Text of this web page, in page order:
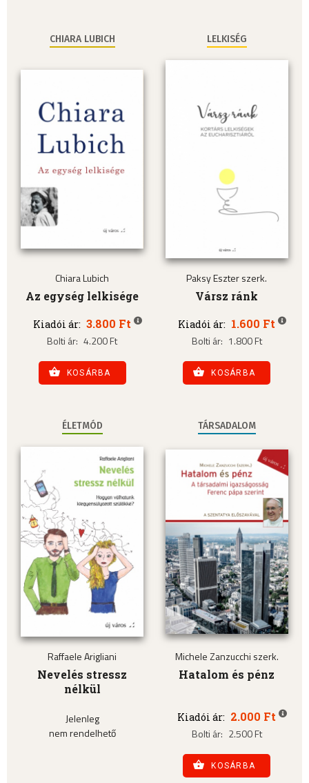
CHIARA LUBICH
Chiara Lubich
Az egység lelkisége
Kiadói ár: 3.800 Ft
Bolti ár: 4.200 Ft
KOSÁRBA
LELKISÉG
Paksy Eszter szerk.
Vársz ránk
Kiadói ár: 1.600 Ft
Bolti ár: 1.800 Ft
KOSÁRBA
ÉLETMÓD
Raffaele Arigliani
Nevelés stressz
nélkül
Jelenleg
nem rendelhető
TÁRSADALOM
Michele Zanzucchi szerk.
Hatalom és pénz
Kiadói ár: 2.000 Ft
Bolti ár: 2.500 Ft
KOSÁRBA